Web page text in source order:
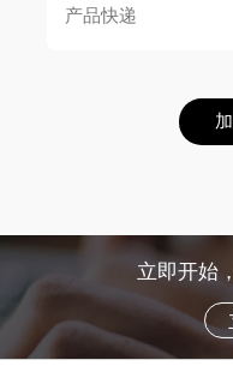
产品快递
立即开始